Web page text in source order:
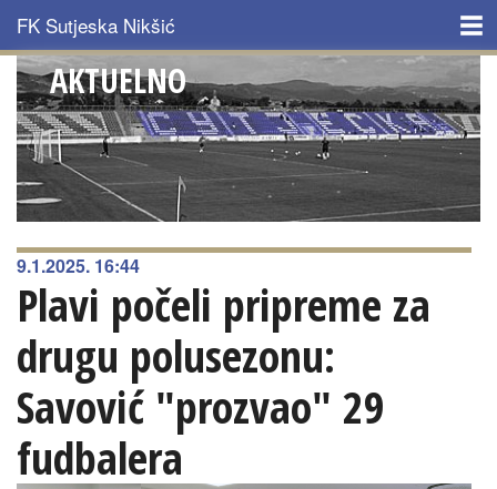
Skip to main content
FK Sutjeska Nikšić
NASLOVNA
KLUB
ISTORIJAT
TIM
AKTUELNO
MULTIMEDIJA
KONTAKT
AKTUELNO
9.1.2025. 16:44
Plavi počeli pripreme za
drugu polusezonu:
Savović "prozvao" 29
fudbalera